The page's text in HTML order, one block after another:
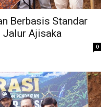
Berbasis Standar
Ajisaka
0